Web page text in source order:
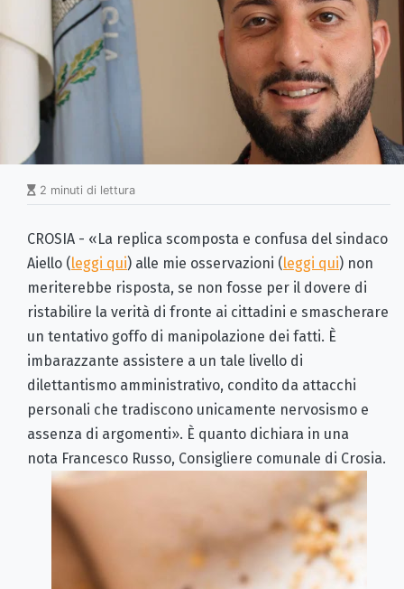
2 minuti di lettura
CROSIA - «La replica scomposta e confusa del sindaco
Aiello (leggi qui) alle mie osservazioni (leggi qui) non
meriterebbe risposta, se non fosse per il dovere di
ristabilire la verità di fronte ai cittadini e smascherare
un tentativo goffo di manipolazione dei fatti. È
imbarazzante assistere a un tale livello di
dilettantismo amministrativo, condito da attacchi
personali che tradiscono unicamente nervosismo e
assenza di argomenti». È quanto dichiara in una
nota Francesco Russo, Consigliere comunale di Crosia.